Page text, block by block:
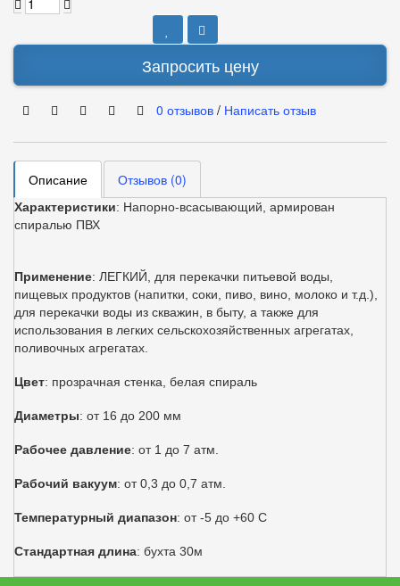
Запросить цену
0 отзывов / Написать отзыв
Описание Отзывов (0)
Характеристики: Напорно-всасывающий, армирован
спиралью ПВХ
Применение: ЛЕГКИЙ, для перекачки питьевой воды,
пищевых продуктов (напитки, соки, пиво, вино, молоко и т.д.),
для перекачки воды из скважин, в быту, а также для
использования в легких сельскохозяйственных агрегатах,
поливочных агрегатах.
Цвет: прозрачная стенка, белая спираль
Диаметры: от 16 до 200 мм
Рабочее давление: от 1 до 7 атм.
Рабочий вакуум: от 0,3 до 0,7 атм.
Температурный диапазон: от -5 до +60 С
Стандартная длина: бухта 30м